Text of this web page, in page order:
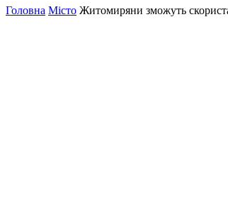
Головна Місто Житомиряни зможуть